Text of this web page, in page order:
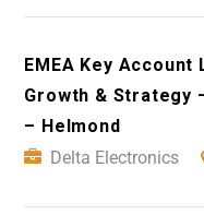
EMEA Key Account
Growth & Strategy
– Helmond
Delta Electronics